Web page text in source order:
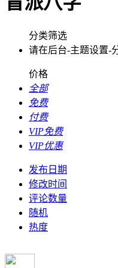
分类筛选
请在后台-主题设置-
价格
全部
免费
付费
VIP免费
VIP优惠
发布日期
修改时间
评论数量
随机
热度